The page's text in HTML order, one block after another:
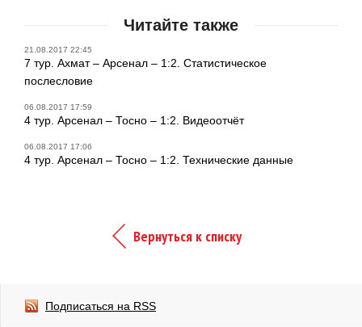
Читайте также
21.08.2017 22:45
7 тур. Ахмат – Арсенал – 1:2. Статистическое
послесловие
06.08.2017 17:59
4 тур. Арсенал – Тосно – 1:2. Видеоотчёт
06.08.2017 17:06
4 тур. Арсенал – Тосно – 1:2. Технические данные
Вернуться к списку
Подписаться на RSS